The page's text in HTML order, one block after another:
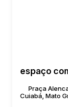
espaço
Praça
Cuiabá, Mato